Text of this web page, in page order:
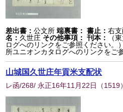
差出書：公文所 端裏書： 書止：右
名： 久世庄 その他事項： 刊本：
（
ログへのリンクをご参照ください。）
所ユニオンカタログへのリンクをご
山城国久世庄年貢米支配状
レ函/268/ 永正16年11月22日 （1519